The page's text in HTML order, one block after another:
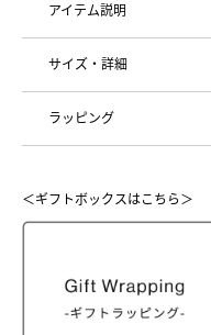
アイテム説明
サイズ・詳細
ラッピング
＜ギフトボックスはこちら＞